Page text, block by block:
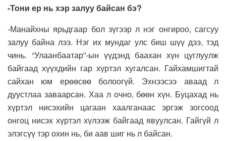
-Тони ер нь хэр залуу байсан бэ?
-Манайхны ярьдгаар бол зүгээр л нэг онгироо, сагсуу
залуу байна лээ. Нэг их мундаг улс биш шүү дээ, тэд
чинь. “Улаанбаатар”-ын үүдэнд баахан хүн цуглуулж
байгаад хүүхдийн гар хүртэл хугалсан. Гайхамшигтай
сайхан юм ерөөсөө болоогүй. Эхнээсээ аваад л
дуустлаа заваарсан. Хаа л очно, бөөн хүн. Буцахад нь
хүртэл нисэхийн цагаан хаалганаас эргэж зогсоод
онгоц нисэх хүртэл хүлээж байгаад явуулсан. Гайгүй л
элэгсүү тэр охин нь, би аав шиг нь л байсан.